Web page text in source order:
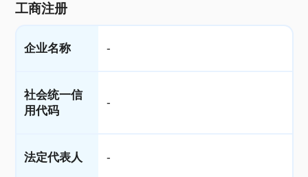
工商注册
企业名称 -
社会统一信
用代码
-
法定代表人 -